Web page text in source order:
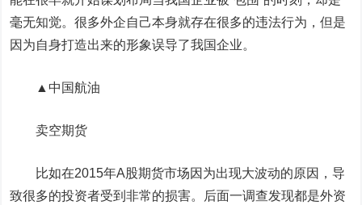
毫无知觉。很多外企自己本身就存在很多的违法行为，但是
因为自身打造出来的形象误导了我国企业。
▲中国航油
卖空期货
比如在2015年A股期货市场因为出现大波动的原因，导
致很多的投资者受到非常的损害。后面一调查发现都是外资